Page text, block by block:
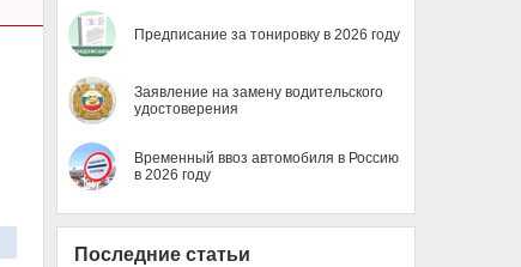
Предписание за тонировку в 2026 году
Заявление на замену водительского
удостоверения
Временный ввоз автомобиля в Россию
в 2026 году
Последние статьи